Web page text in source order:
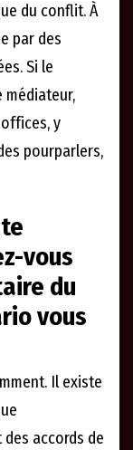
du conflit. À
par des
Si le
médiateur,
y
pourparlers,
vous
du
vous
Il existe
accords de